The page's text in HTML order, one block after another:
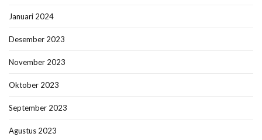
Januari 2024
Desember 2023
November 2023
Oktober 2023
September 2023
Agustus 2023